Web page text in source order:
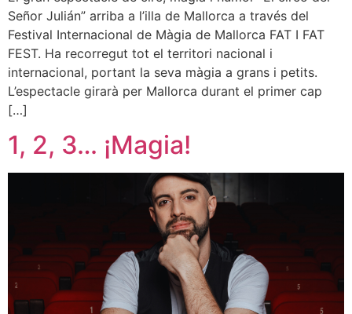
Señor Julián” arriba a l’illa de Mallorca a través del
Festival Internacional de Màgia de Mallorca FAT I FAT
FEST. Ha recorregut tot el territori nacional i
internacional, portant la seva màgia a grans i petits.
L’espectacle girarà per Mallorca durant el primer cap
[…]
1, 2, 3… ¡Magia!